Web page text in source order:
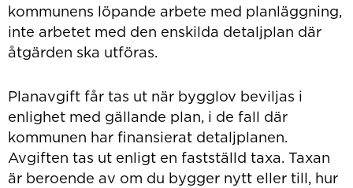
kommunens löpande arbete med planläggning,
inte arbetet med den enskilda detaljplan där
åtgärden ska utföras.
Planavgift får tas ut när bygglov beviljas i
enlighet med gällande plan, i de fall där
kommunen har finansierat detaljplanen.
Avgiften tas ut enligt en fastställd taxa. Taxan
är beroende av om du bygger nytt eller till, hur